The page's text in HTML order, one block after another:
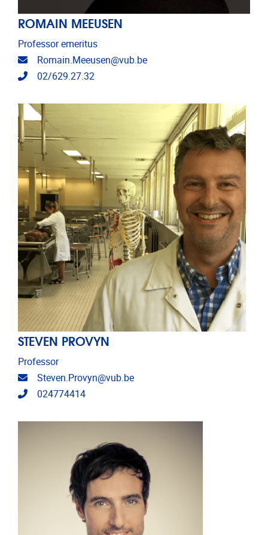
ROMAIN MEEUSEN
Professor emeritus
E-mailadres
Romain.Meeusen@vub.be
Telefoonnummer
02/629.27.32
STEVEN PROVYN
Professor
E-mailadres
Steven.Provyn@vub.be
Telefoonnummer
024774414